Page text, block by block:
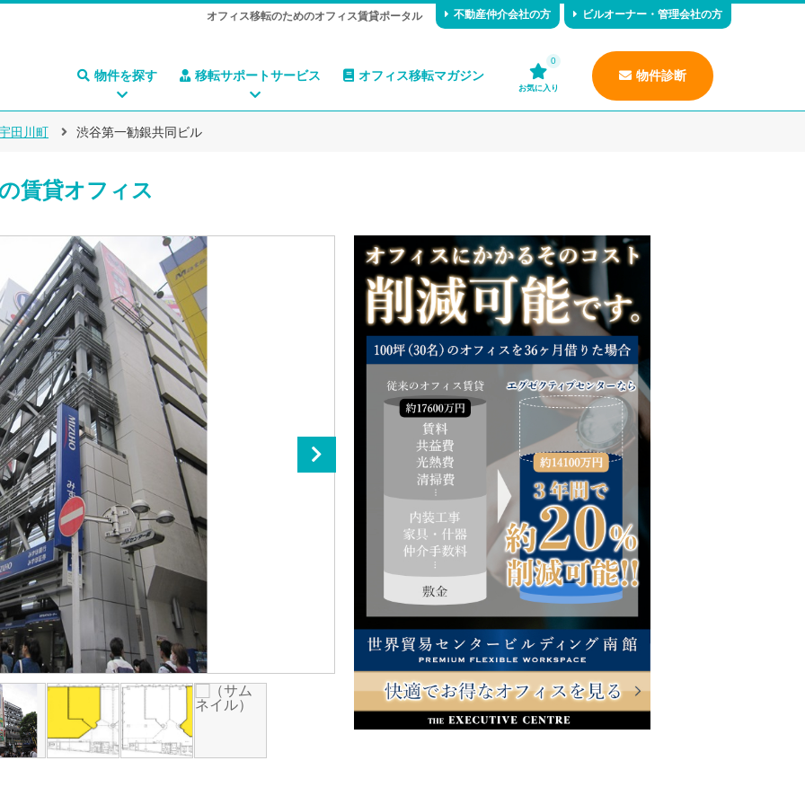
オフィス移転のためのオフィス賃貸ポータル 不動産仲介会社の方 ビルオーナー・管理会社の方
物件を探す 移転サポートサービス オフィス移転マガジン
0
お気に入り
物件診断
田川町 渋谷第一勧銀共同ビル
賃貸オフィス